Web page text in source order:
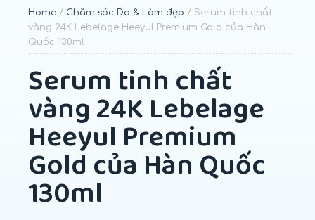
Home / Chăm sóc Da & Làm đẹp / Serum tinh chất
vàng 24K Lebelage Heeyul Premium Gold của Hàn
Quốc 130ml
Serum tinh chất
vàng 24K Lebelage
Heeyul Premium
Gold của Hàn Quốc
130ml